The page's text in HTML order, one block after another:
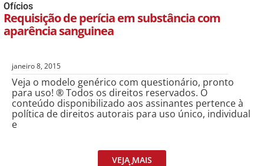
Ofícios
Requisição de perícia em substância com
aparência sanguinea
janeiro 8, 2015
Veja o modelo genérico com questionário, pronto
para uso! ® Todos os direitos reservados. O
conteúdo disponibilizado aos assinantes pertence à
política de direitos autorais para uso único, individual
e
VEJA MAIS